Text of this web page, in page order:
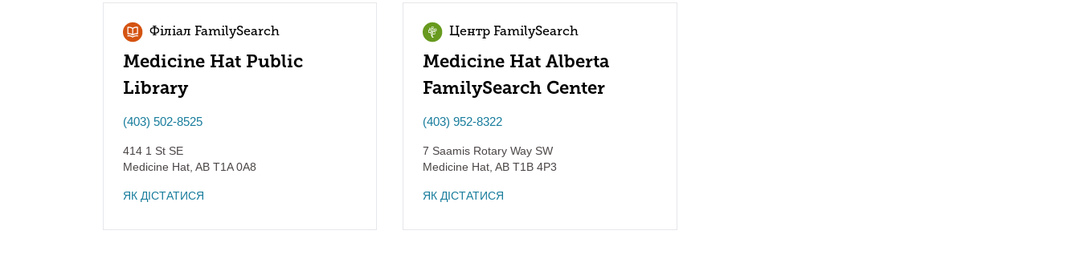
Філіал FamilySearch
Medicine Hat Public
Library
(403) 502-8525
414 1 St SE
Medicine Hat AB T1A 0A8
ЯК ДІСТАТИСЯ
Центр FamilySearch
Medicine Hat Alberta
FamilySearch Center
(403) 952-8322
7 Saamis Rotary Way SW
Medicine Hat AB T1B 4P3
ЯК ДІСТАТИСЯ